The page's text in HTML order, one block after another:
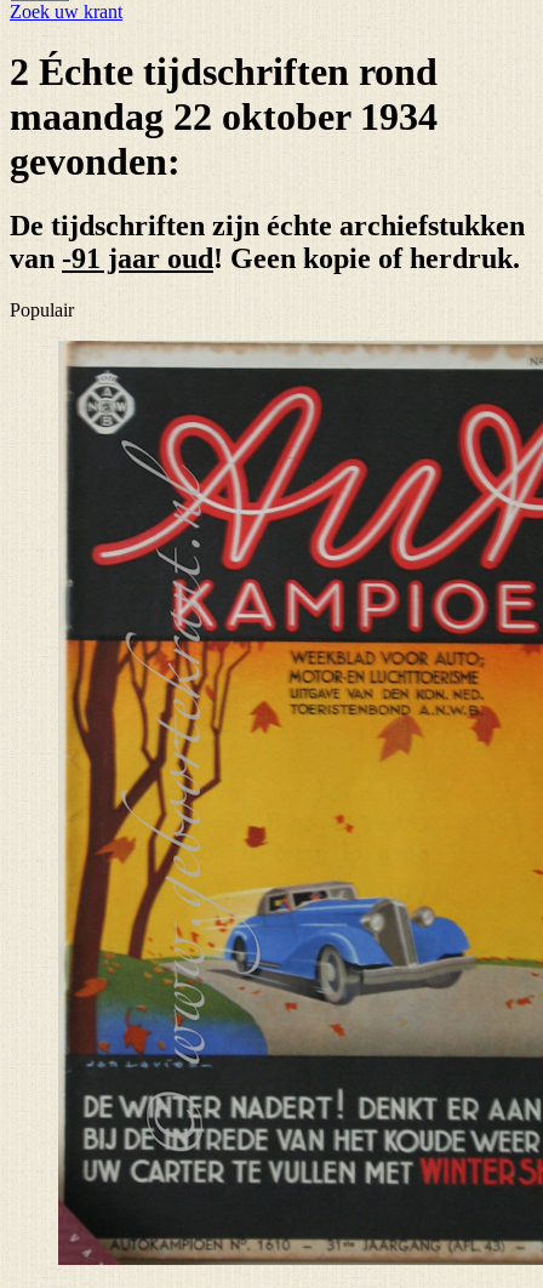
Zoek uw krant
2 Échte tijdschriften rond
maandag 22 oktober 1934
gevonden:
De tijdschriften zijn échte archiefstukken
van -91 jaar oud ! Geen kopie of herdruk.
Populair